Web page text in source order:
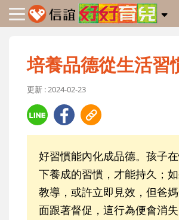
培養品德從生活習
更新 : 2024-02-23
好習慣能內化成品德。孩子
下養成的習慣，才能持久；
教導，或許立即見效，但爸
面跟著督促，這行為便會消